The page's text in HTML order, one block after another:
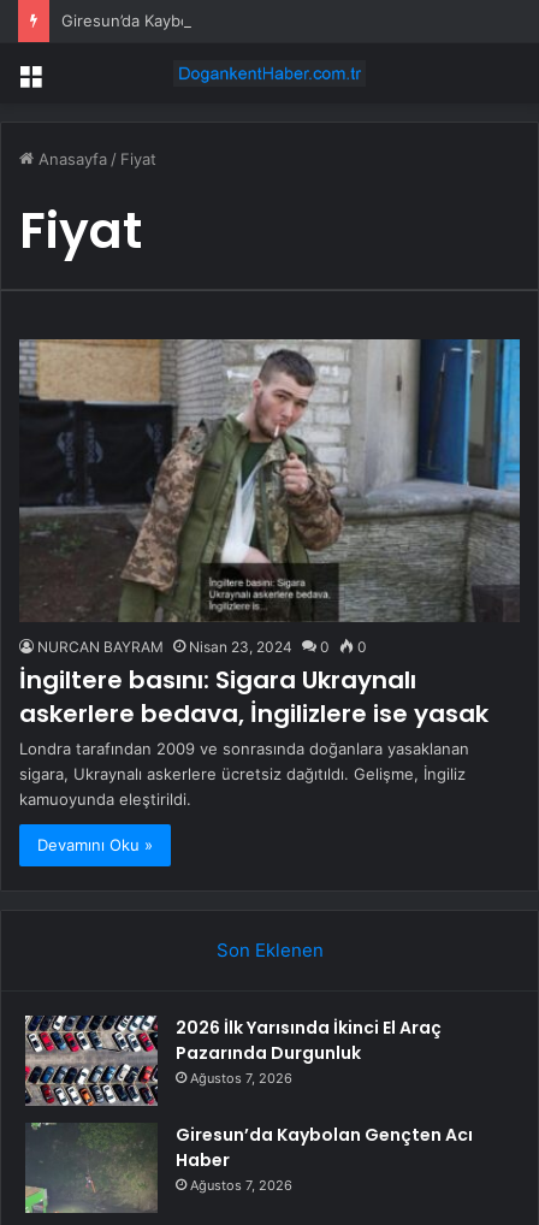
Giresun’da Kaybolan Gençten Acı Haber
Menü
Anasayfa / Fiyat
Fiyat
NURCAN BAYRAM Nisan 23, 2024 0 0
İngiltere basını: Sigara Ukraynalı
askerlere bedava, İngilizlere ise yasak
Londra tarafından 2009 ve sonrasında doğanlara yasaklanan
sigara, Ukraynalı askerlere ücretsiz dağıtıldı. Gelişme, İngiliz
kamuoyunda eleştirildi.
Devamını Oku »
Son Eklenen
2026 İlk Yarısında İkinci El Araç
Pazarında Durgunluk
Ağustos 7, 2026
Giresun’da Kaybolan Gençten Acı
Haber
Ağustos 7, 2026